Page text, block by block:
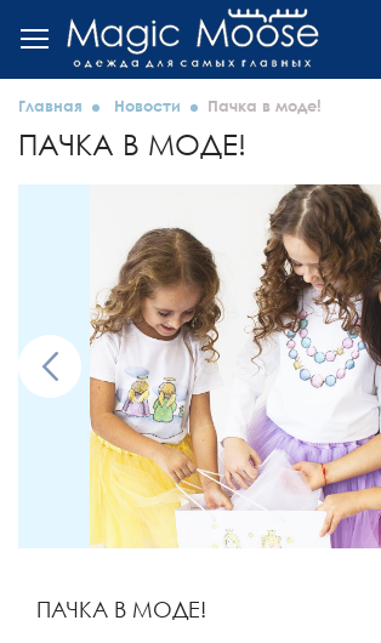
Главная Новости Пачка в моде!
ПАЧКА В МОДЕ!
ПАЧКА В МОДЕ!